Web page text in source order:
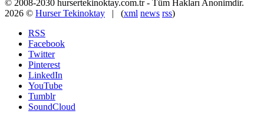
© 2008-2030 hursertekinoktay.com.tr - Tüm Hakları Anonimdir.
2026 © Hurser Tekinoktay | (xml news rss)
RSS
Facebook
Twitter
Pinterest
LinkedIn
YouTube
Tumblr
SoundCloud